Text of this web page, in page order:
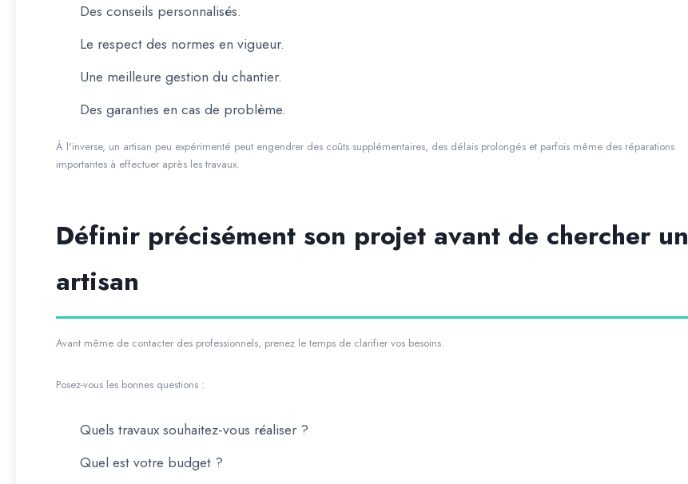
Des conseils personnalisés.
Le respect des normes en vigueur.
Une meilleure gestion du chantier.
Des garanties en cas de problème.
À l'inverse, un artisan peu expérimenté peut engendrer des coûts supplémentaires, des délais prolongés et parfois même des réparations
importantes à effectuer après les travaux.
Définir précisément son projet avant de chercher un
artisan
Avant même de contacter des professionnels, prenez le temps de clarifier vos besoins.
Posez-vous les bonnes questions :
Quels travaux souhaitez-vous réaliser ?
Quel est votre budget ?